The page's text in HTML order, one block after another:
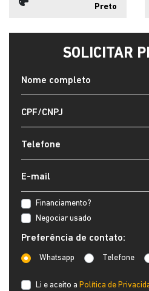
Preto
SOLICITAR
Financiamento?
Negociar usado
Preferência de contato:
Whatsapp Telefone
Li e aceito a Política de